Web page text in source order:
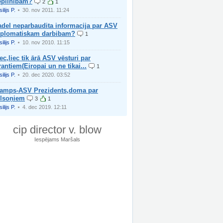
2
1
P.
30. nov 2011. 11:24
neparbaudita informacija par ASV
darbibam?
1
P.
10. nov 2010. 11:15
tik ārā ASV vēsturi par
un ne tikai...
1
P.
20. dec 2020. 03:52
ASV Prezidents,doma par
3
1
P.
4. dec 2019. 12:11
cip director v. blow
Iespējams Maršals